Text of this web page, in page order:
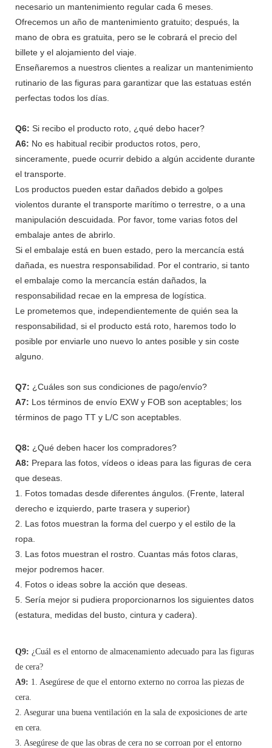
necesario un mantenimiento regular cada 6 meses.
Ofrecemos un año de mantenimiento gratuito; después, la
mano de obra es gratuita, pero se le cobrará el precio del
billete y el alojamiento del viaje.
Enseñaremos a nuestros clientes a realizar un mantenimiento
rutinario de las figuras para garantizar que las estatuas estén
perfectas todos los días.
Q6: Si recibo el producto roto, ¿qué debo hacer?
A6: No es habitual recibir productos rotos, pero,
sinceramente, puede ocurrir debido a algún accidente durante
el transporte.
Los productos pueden estar dañados debido a golpes
violentos durante el transporte marítimo o terrestre, o a una
manipulación descuidada. Por favor, tome varias fotos del
embalaje antes de abrirlo.
Si el embalaje está en buen estado, pero la mercancía está
dañada, es nuestra responsabilidad. Por el contrario, si tanto
el embalaje como la mercancía están dañados, la
responsabilidad recae en la empresa de logística.
Le prometemos que, independientemente de quién sea la
responsabilidad, si el producto está roto, haremos todo lo
posible por enviarle uno nuevo lo antes posible y sin coste
alguno.
Q7: ¿Cuáles son sus condiciones de pago/envío?
A7: Los términos de envío EXW y FOB son aceptables; los
términos de pago TT y L/C son aceptables.
Q8: ¿Qué deben hacer los compradores?
A8: Prepara las fotos, vídeos o ideas para las figuras de cera
que deseas.
1. Fotos tomadas desde diferentes ángulos. (Frente, lateral
derecho e izquierdo, parte trasera y superior)
2. Las fotos muestran la forma del cuerpo y el estilo de la
ropa.
3. Las fotos muestran el rostro. Cuantas más fotos claras,
mejor podremos hacer.
4. Fotos o ideas sobre la acción que deseas.
5. Sería mejor si pudiera proporcionarnos los siguientes datos
(estatura, medidas del busto, cintura y cadera).
Q9: ¿Cuál es el entorno de almacenamiento adecuado para las figuras
de cera?
A9: 1. Asegúrese de que el entorno externo no corroa las piezas de
cera.
2. Asegurar una buena ventilación en la sala de exposiciones de arte
en cera.
3. Asegúrese de que las obras de cera no se corroan por el entorno